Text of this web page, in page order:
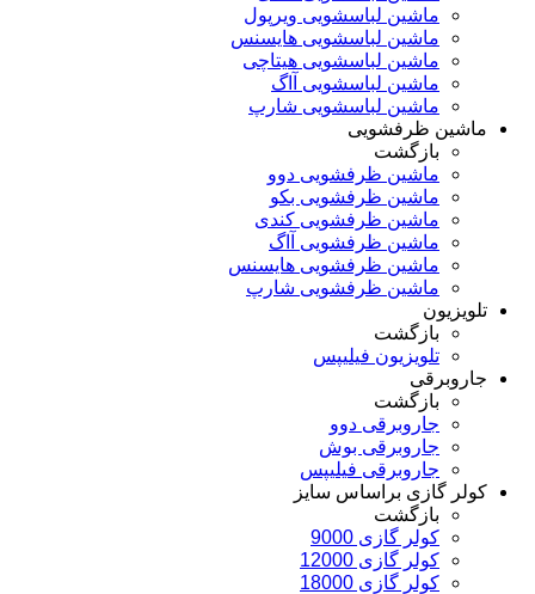
ماشین لباسشویی ویرپول
ماشین لباسشویی هایسنس
ماشین لباسشویی هیتاچی
ماشین لباسشویی آاگ
ماشین لباسشویی شارپ
ماشین ظرفشویی
بازگشت
ماشین ظرفشویی دوو
ماشین ظرفشویی بکو
ماشین ظرفشویی کندی
ماشین ظرفشویی آاگ
ماشین ظرفشویی هایسنس
ماشین ظرفشویی شارپ
تلویزیون
بازگشت
تلویزیون فیلیپس
جاروبرقی
بازگشت
جاروبرقی دوو
جاروبرقی بوش
جاروبرقی فیلیپس
کولر گازی براساس سایز
بازگشت
کولر گازی 9000
کولر گازی 12000
کولر گازی 18000